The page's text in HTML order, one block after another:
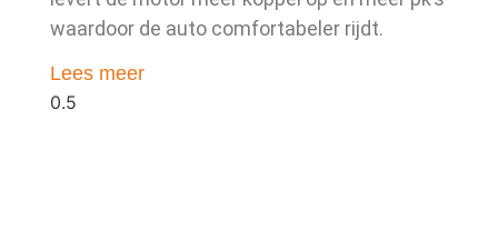
waardoor de auto comfortabeler rijdt.
Lees meer